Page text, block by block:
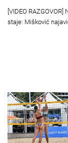
[VIDEO RAZGOVOR]
staje: Mišković